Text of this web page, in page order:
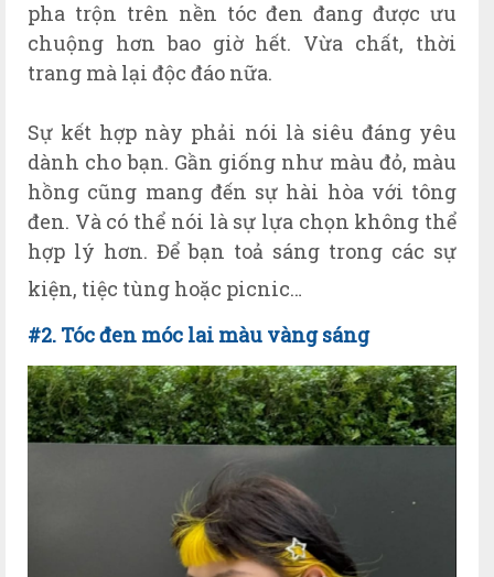
pha trộn trên nền tóc đen đang được ưu
chuộng hơn bao giờ hết. Vừa chất, thời
trang mà lại độc đáo nữa.
Sự kết hợp này phải nói là siêu đáng yêu
dành cho bạn. Gần giống như màu đỏ, màu
hồng cũng mang đến sự hài hòa với tông
đen. Và có thể nói là sự lựa chọn không thể
hợp lý hơn. Để bạn toả sáng trong các sự
kiện, tiệc tùng hoặc picnic…
#2. Tóc đen móc lai màu vàng sáng